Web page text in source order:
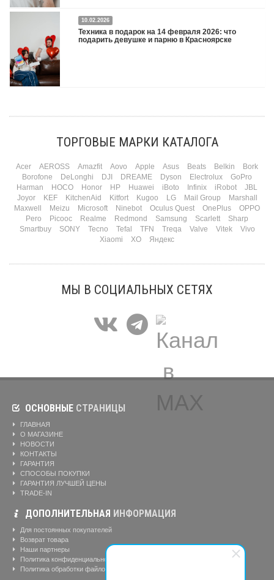
Двадцать третье февраля — праздник, на который мужчины делают вид, что им
все равно. А потом три дня рассказывают коллегам, какую колонку / приставку /
камеру им подарили. Не верьте словам — верьте глазам, которые загораются
при виде новой коробки.
10.02.2026
Техника в подарок на 14 февраля 2026: что
подарить девушке и парню в Красноярске
марта — контрольный выстрел по кошельку. Начнем с первого — потому что он
ТОРГОВЫЕ МАРКИ КАТАЛОГА
Acer AEROSS Amazfit Aovo Apple Asus Beats Belkin
Bork
Borofone
DeLonghi DJI DREAME Dyson Electrolux
GoPro
Harman
HOCO Honor HP Huawei iBoto Infinix iRobot
JBL
Joyor
KEF KitchenAid Kitfort Kugoo LG Mail Group
Marshall
Maxwell
Meizu Microsoft Ninebot Oculus Quest OnePlus
OPPO
Pero
Picooc Realme Redmond Samsung Scarlett
Sharp
Smartbuy
SONY Tecno Tefal TFN Treqa Valve Vitek
Vivo
Xiaomi
XO Яндекс
МЫ В СОЦИАЛЬНЫХ СЕТЯХ
ОСНОВНЫЕ СТРАНИЦЫ
ГЛАВНАЯ
О МАГАЗИНЕ
НОВОСТИ
КОНТАКТЫ
ГАРАНТИЯ
СПОСОБЫ ПОКУПКИ
ГАРАНТИЯ ЛУЧШЕЙ ЦЕНЫ
TRADE-IN
ДОПОЛНИТЕЛЬНАЯ ИНФОРМАЦИЯ
Для постоянных покупателей
Возврат товара
Наши партнеры
Политика конфиденциальности
Политика обработки файлов cookie